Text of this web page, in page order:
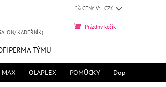
CENY V:
CZK
KADEŘNÍK)
TÝMU
NÁKUPNÍ
Prázdný košík
MAX OLAPLEX POMŮCKY Doprava zdarma